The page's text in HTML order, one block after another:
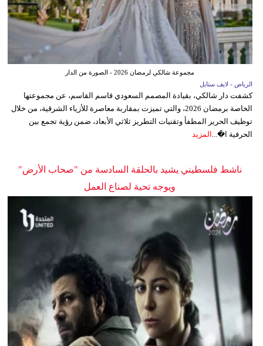
مجموعة شالكي لرمضان 2026 - الصورة من الدار
الرياض - لايف ستايل
كشفت دار شالكي، بقيادة المصمم السعودي قاسم القاسم، عن مجموعتها
الخاصة برمضان 2026، والتي تميزت بمقاربة معاصرة للأزياء الشرقية، من خلال
توظيف الحرير المطفأ وتقنيات التطريز ثلاثي الأبعاد، ضمن رؤية تجمع بين
الحرفية ا�... المزيد
ناشط فلسطيني يشيد بالحلقة السادسة من "صحاب الأرض"
ويوجه تحية لصناع العمل